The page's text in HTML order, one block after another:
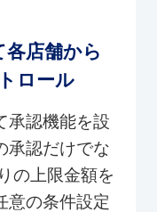
店舗から
ロール
承認機能を設
承認だけでな
の上限金額を
意の条件設定